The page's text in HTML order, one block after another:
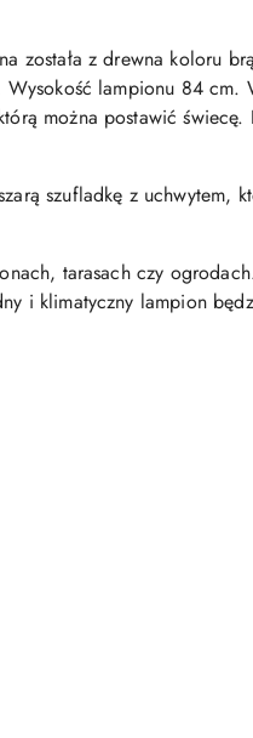
została z drewna koloru
lampionu 84 cm.
można postawić
szufladkę z uchwytem,
tarasach czy
i klimatyczny lampion